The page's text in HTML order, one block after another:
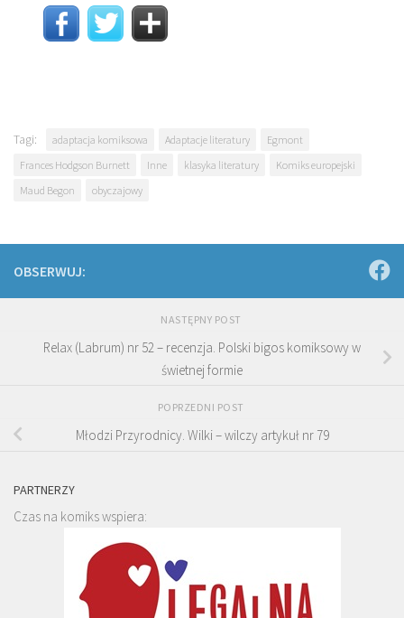
Tagi: adaptacja komiksowa Adaptacje literatury
Egmont
Frances Hodgson Burnett
Inne klasyka literatury
Komiks europejski
Maud Begon
obyczajowy
OBSERWUJ:
NASTĘPNY POST
Relax (Labrum) nr 52 – recenzja. Polski bigos komiksowy w
świetnej formie
POPRZEDNI POST
Młodzi Przyrodnicy. Wilki – wilczy artykuł nr 79
PARTNERZY
Czas na komiks wspiera: